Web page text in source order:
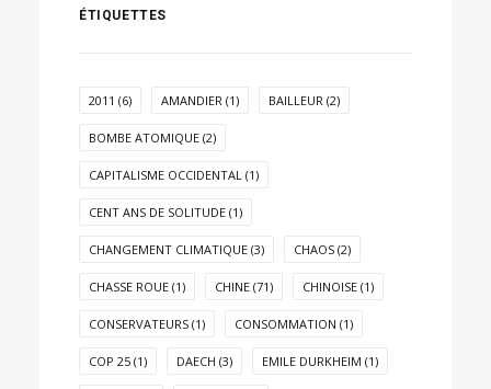
ÉTIQUETTES
2011 (6) AMANDIER (1) BAILLEUR (2)
BOMBE ATOMIQUE (2)
CAPITALISME OCCIDENTAL (1)
CENT ANS DE SOLITUDE (1)
CHANGEMENT CLIMATIQUE (3) CHAOS (2)
CHASSE ROUE (1) CHINE (71) CHINOISE (1)
CONSERVATEURS (1) CONSOMMATION (1)
COP 25 (1) DAECH (3) EMILE DURKHEIM (1)